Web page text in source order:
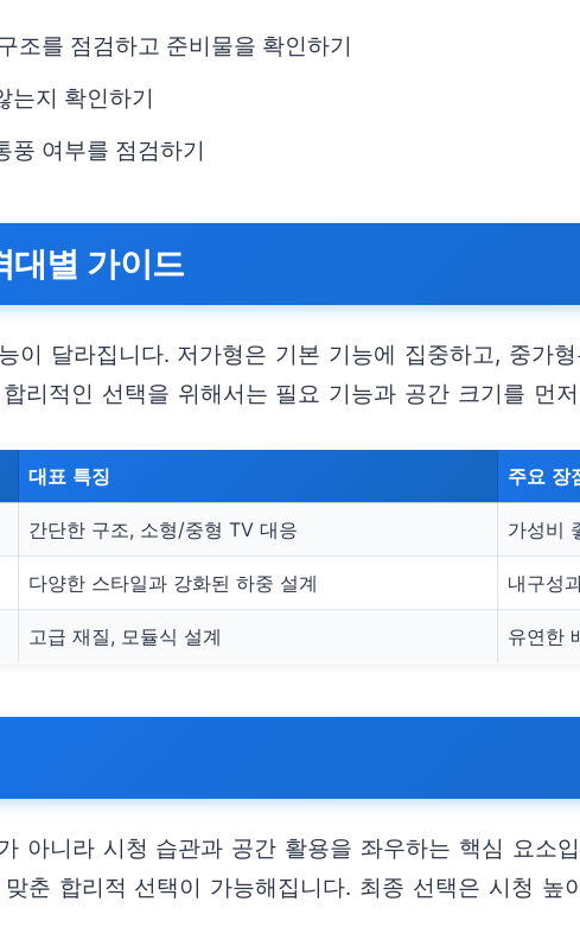
조를 점검하고 준비물을 확인하기
는지 확인하기
풍 여부를 점검하기
대별 가이드
이 달라집니다. 저가형은 기본 기능에 집중하고, 중가
리적인 선택을 위해서는 필요 기능과 공간 크기를 먼
대표 특징 주요 장
간단한 구조, 소형/중형 TV 대응 가성비
다양한 스타일과 강화된 하중 설계 내구성
고급 재질, 모듈식 설계 유연한
아니라 시청 습관과 공간 활용을 좌우하는 핵심 요소
춘 합리적 선택이 가능해집니다. 최종 선택은 시청